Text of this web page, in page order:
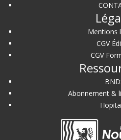
Mentions
CGV
CGV
Abonnement &